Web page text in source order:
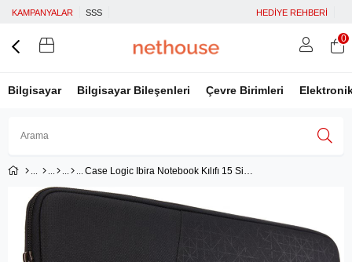
KAMPANYALAR SSS HEDİYE REHBERİ
Bilgisayar Bilgisayar Bileşenleri Çevre Birimleri
Google İle Bağlan
0
Case Logic Ibira Notebook Kılıfı 15 Siyah